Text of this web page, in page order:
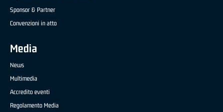
Sponsor & Partner
Convenzioni in atto
Media
News
Multimedia
Accredito eventi
Regolamento Media